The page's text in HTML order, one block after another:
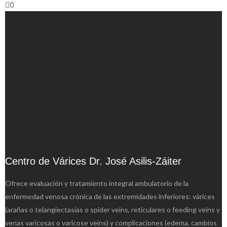
0
Centro de Várices Dr. José Asilis-Záiter
Ofrece evaluación y tratamiento integral ambulatorio de la
enfermedad venosa crónica de las extremidades inferiores: várices
(arañas o telangiectasias o spider veins, reticulares o feeding veins y
venas varicosas o varicose veins) y complicaciones (edema, cambios